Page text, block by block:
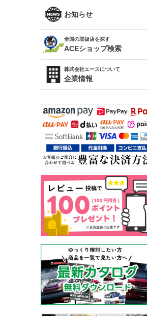
ソアラ
アルテッツァ
プロボックス
RAV4
R34 スカイライン
スカイライン
（ER34/R33/ECR33/R32）
キャラバン
ローレル
セフィーロ
ファッション小物
雑貨・ステーショナリー
ベビー用品
お知らせ
全国の取扱店を探す
ACEショップ検索
株式会社エースについて
企業情報